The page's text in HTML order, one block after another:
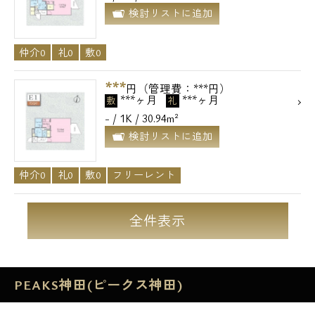
検討リストに追加
仲介0 礼0 敷0
***円（管理費：***円）
敷 ***ヶ月 礼 ***ヶ月
- / 1K / 30.94m²
検討リストに追加
仲介0 礼0 敷0 フリーレント
全件表示
PEAKS神田(ピークス神田)